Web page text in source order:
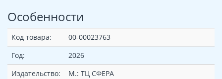
Особенности
Код товара:
00-00023763
Год:
2026
Издательство:
М.: ТЦ СФЕРА